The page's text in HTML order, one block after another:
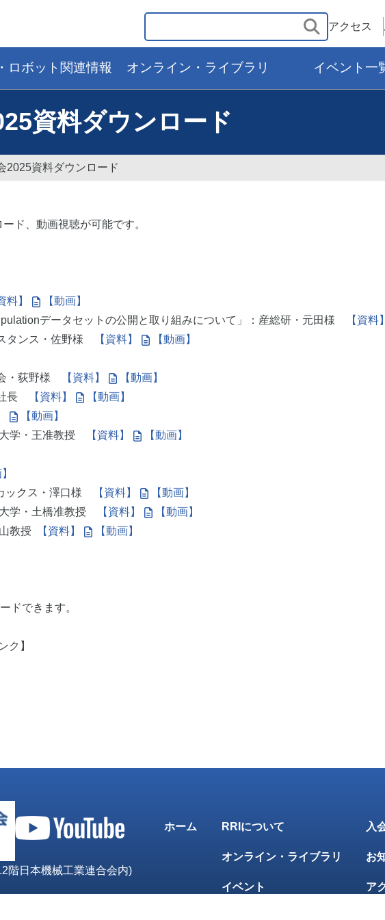
アクセス
ロボット関連情報 オンライン・ライブラリ イベント一
資料ダウンロード
2025資料ダウンロード
ド、動画視聴が可能です。
料】
【動画】
データセットの公開と取り組みについて」：産総研・元田様
【資料】
タンス・佐野様
【資料】
【動画】
・荻野様
【資料】
【動画】
長 【資料】
【動画】
【動画】
学・王准教授
【資料】
【動画】
ックス・澤口様
【資料】
【動画】
学・土橋准教授
【資料】
【動画】
教授
【資料】 【動画】
ドできます。
ク】
階日本機械工業連合会内)
ホーム RRIについて
オンライン・ライブラリ
イベント
入
お
ア